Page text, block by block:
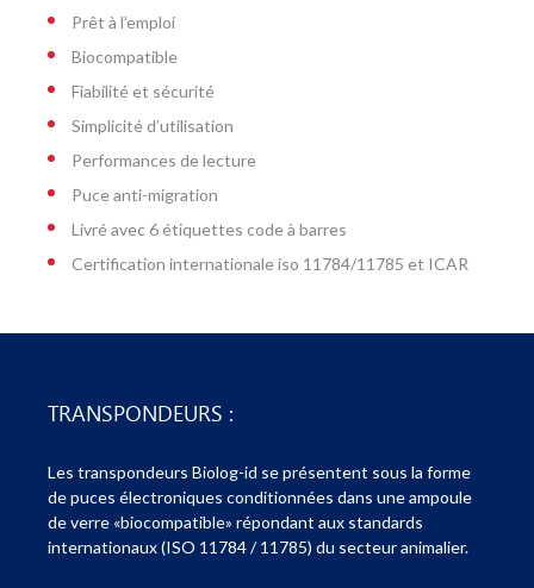
Prêt à l’emploi
Biocompatible
Fiabilité et sécurité
Simplicité d’utilisation
Performances de lecture
Puce anti-migration
Livré avec 6 étiquettes code à barres
Certification internationale iso 11784/11785 et ICAR
TRANSPONDEURS :
Les transpondeurs Biolog-id se présentent sous la forme
de puces électroniques conditionnées dans une ampoule
de verre «biocompatible» répondant aux standards
internationaux (ISO 11784 / 11785) du secteur animalier.